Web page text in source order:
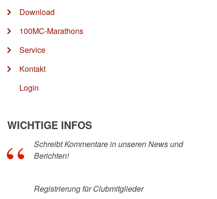
Download
100MC-Marathons
Service
Kontakt
Login
WICHTIGE INFOS
Schreibt Kommentare in unseren News und
Berichten!
Registrierung für Clubmitglieder